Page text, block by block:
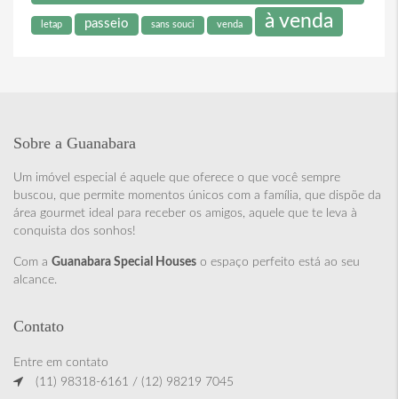
letap passeio sans souci venda à venda
Sobre a Guanabara
Um imóvel especial é aquele que oferece o que você sempre
buscou, que permite momentos únicos com a família, que dispõe da
área gourmet ideal para receber os amigos, aquele que te leva à
conquista dos sonhos!
Com a Guanabara Special Houses o espaço perfeito está ao seu
alcance.
Contato
Entre em contato
(11) 98318-6161 / (12) 98219 7045